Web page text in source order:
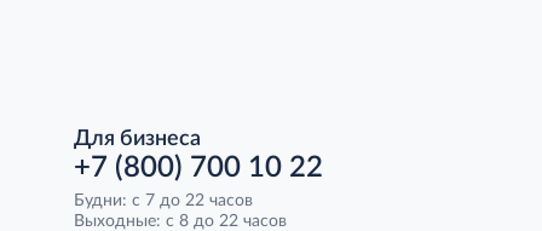
Для бизнеса
+7 (800) 700 10 22
Будни: с 7 до 22 часов
Выходные: с 8 до 22 часов